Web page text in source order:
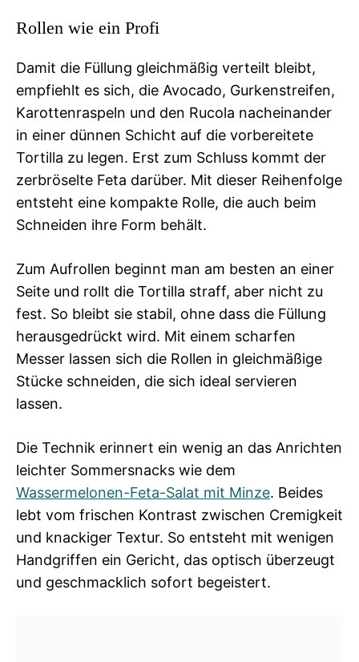
Rollen wie ein Profi
Damit die Füllung gleichmäßig verteilt bleibt,
empfiehlt es sich, die Avocado, Gurkenstreifen,
Karottenraspeln und den Rucola nacheinander
in einer dünnen Schicht auf die vorbereitete
Tortilla zu legen. Erst zum Schluss kommt der
zerbröselte Feta darüber. Mit dieser Reihenfolge
entsteht eine kompakte Rolle, die auch beim
Schneiden ihre Form behält.
Zum Aufrollen beginnt man am besten an einer
Seite und rollt die Tortilla straff, aber nicht zu
fest. So bleibt sie stabil, ohne dass die Füllung
herausgedrückt wird. Mit einem scharfen
Messer lassen sich die Rollen in gleichmäßige
Stücke schneiden, die sich ideal servieren
lassen.
Die Technik erinnert ein wenig an das Anrichten
leichter Sommersnacks wie dem
Wassermelonen-Feta-Salat mit Minze. Beides
lebt vom frischen Kontrast zwischen Cremigkeit
und knackiger Textur. So entsteht mit wenigen
Handgriffen ein Gericht, das optisch überzeugt
und geschmacklich sofort begeistert.